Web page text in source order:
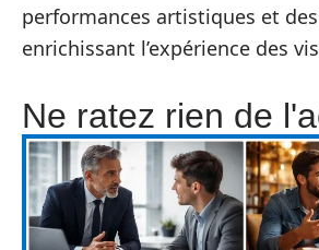
performances artistiques et des
enrichissant l’expérience des
Ne ratez rien de